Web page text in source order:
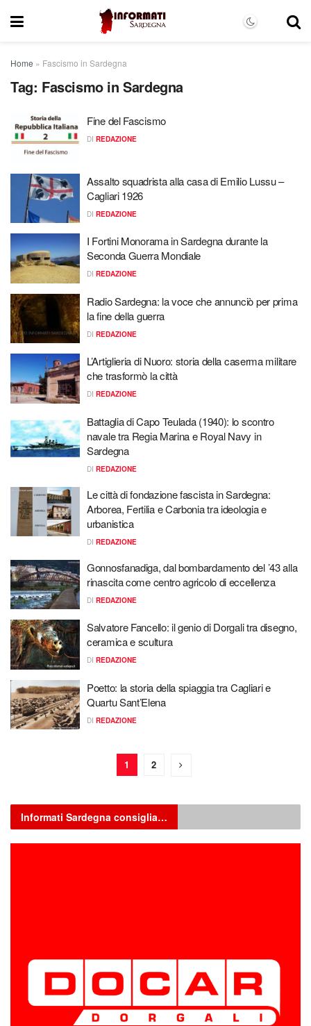
Home » Fascismo in Sardegna
Tag: Fascismo in Sardegna
Fine del Fascismo
DI REDAZIONE
Assalto squadrista alla casa di Emilio Lussu –
Cagliari 1926
DI REDAZIONE
I Fortini Monorama in Sardegna durante la
Seconda Guerra Mondiale
DI REDAZIONE
Radio Sardegna: la voce che annunciò per prima
la fine della guerra
DI REDAZIONE
L’Artiglieria di Nuoro: storia della caserma militare
che trasformò la città
DI REDAZIONE
Battaglia di Capo Teulada (1940): lo scontro
navale tra Regia Marina e Royal Navy in
Sardegna
DI REDAZIONE
Le città di fondazione fascista in Sardegna:
Arborea, Fertilia e Carbonia tra ideologia e
urbanistica
DI REDAZIONE
Gonnosfanadiga, dal bombardamento del ’43 alla
rinascita come centro agricolo di eccellenza
DI REDAZIONE
Salvatore Fancello: il genio di Dorgali tra disegno,
ceramica e scultura
DI REDAZIONE
Poetto: la storia della spiaggia tra Cagliari e
Quartu Sant’Elena
DI REDAZIONE
1 2
Informati Sardegna consiglia…